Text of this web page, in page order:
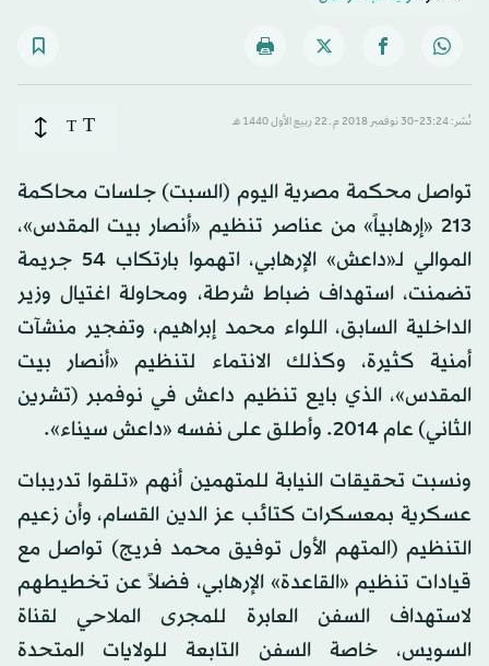
نُشر: 23:24-30 نوفمبر 2018 م ـ 22 ربيع الأول 1440 هـ T
T
تواصل محكمة مصرية اليوم (السبت) جلسات محاكمة
213 «إرهابياً» من عناصر تنظيم «أنصار بيت المقدس»،
الموالي لـ«داعش» الإرهابي، اتهموا بارتكاب 54 جريمة
تضمنت، استهداف ضباط شرطة، ومحاولة اغتيال وزير
الداخلية السابق، اللواء محمد إبراهيم، وتفجير منشآت
أمنية كثيرة، وكذلك الانتماء لتنظيم «أنصار بيت
المقدس»، الذي بايع تنظيم داعش في نوفمبر (تشرين
الثاني) عام 2014. وأطلق على نفسه «داعش سيناء».
ونسبت تحقيقات النيابة للمتهمين أنهم «تلقوا تدريبات
عسكرية بمعسكرات كتائب عز الدين القسام، وأن زعيم
التنظيم (المتهم الأول توفيق محمد فريج) تواصل مع
قيادات تنظيم «القاعدة» الإرهابي، فضلاً عن تخطيطهم
لاستهداف السفن العابرة للمجرى الملاحي لقناة
السويس، خاصة السفن التابعة للولايات المتحدة